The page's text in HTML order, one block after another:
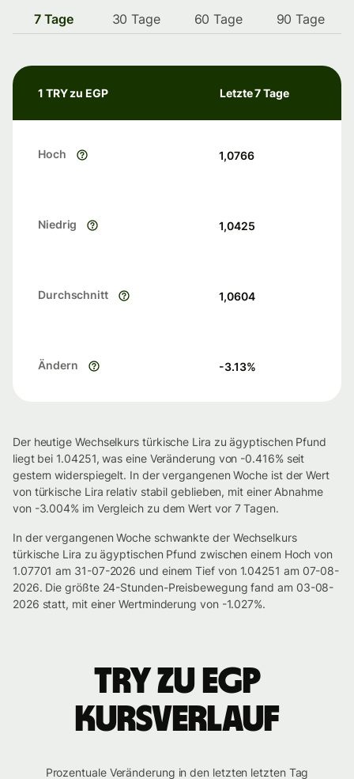
7 Tage 30 Tage 60 Tage 90 Tage
1 TRY zu EGP Letzte 7 Tage
Hoch 1,0766
Niedrig 1,0425
Durchschnitt 1,0604
Ändern -3.13%
Der heutige Wechselkurs türkische Lira zu ägyptischen Pfund
liegt bei 1.04251, was eine Veränderung von -0.416% seit
gestern widerspiegelt. In der vergangenen Woche ist der Wert
von türkische Lira relativ stabil geblieben, mit einer Abnahme
von -3.004% im Vergleich zu dem Wert vor 7 Tagen.
In der vergangenen Woche schwankte der Wechselkurs
türkische Lira zu ägyptischen Pfund zwischen einem Hoch von
1.07701 am 31-07-2026 und einem Tief von 1.04251 am 07-08-
2026. Die größte 24-Stunden-Preisbewegung fand am 03-08-
2026 statt, mit einer Wertminderung von -1.027%.
TRY zu EGP
Kursverlauf
Prozentuale Veränderung in den letzten letzten Tag